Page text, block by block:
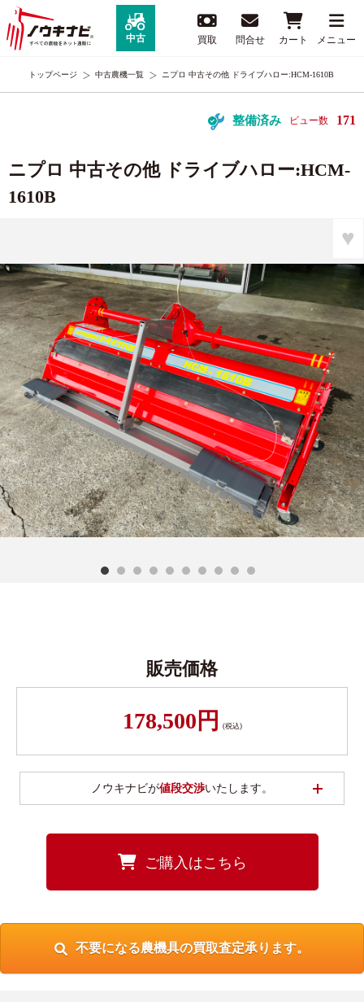
中古 買取 問合せ カート メニュー
トップページ 中古農機一覧 ニプロ 中古その他 ドライブハロー:HCM-1610B
整備済み ビュー数 171
ニプロ 中古その他 ドライブハロー:HCM-
1610B
♥
販売価格
178,500円 (税込)
ノウキナビが値段交渉いたします。
ご購入はこちら
不要になる農機具の買取査定承ります。